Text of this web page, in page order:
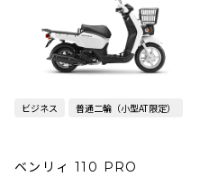
ビジネス 普通二輪（小型AT限定）
ベンリィ 110 PRO